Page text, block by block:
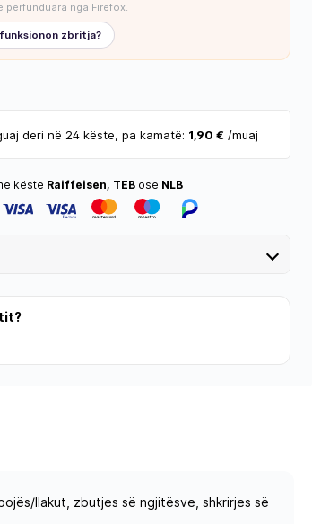
NUK KA STOK
përfunduara nga Firefox.
zbritja?
deri në 24 këste, pa kamatë: 1,90 € /muaj
këste Raiffeisen, TEB ose NLB
llakut, zbutjes së ngjitësve, shkrirjes së